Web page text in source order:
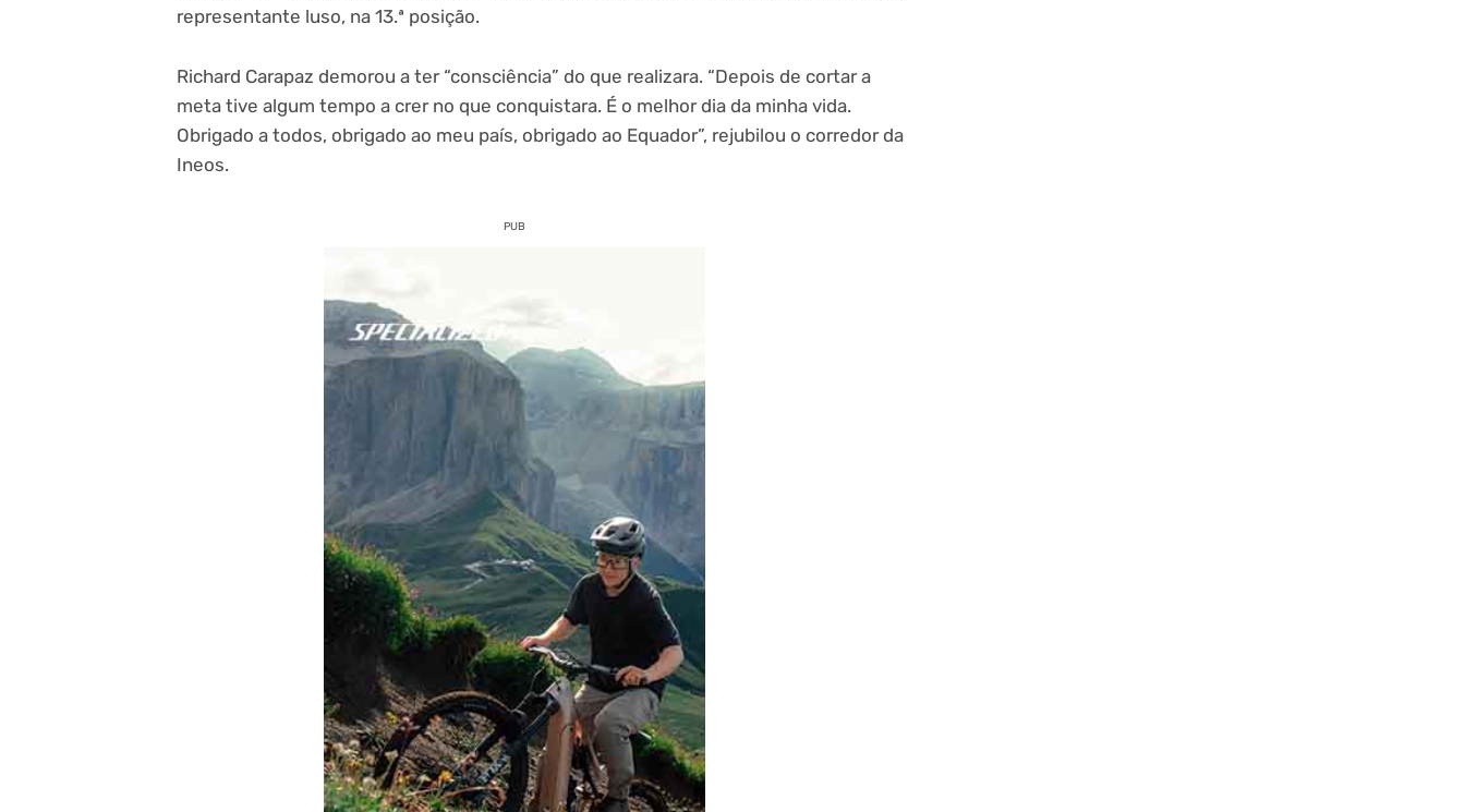
representante luso, na 13.ª posição.
Richard Carapaz demorou a ter “consciência” do que realizara. “Depois de cortar a
meta tive algum tempo a crer no que conquistara. É o melhor dia da minha vida.
Obrigado a todos, obrigado ao meu país, obrigado ao Equador”, rejubilou o corredor da
Ineos.
PUB